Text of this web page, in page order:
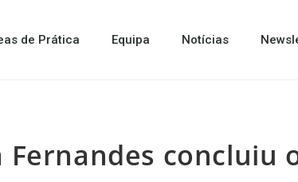
de Prática Equipa Notícias
Fernandes concluiu